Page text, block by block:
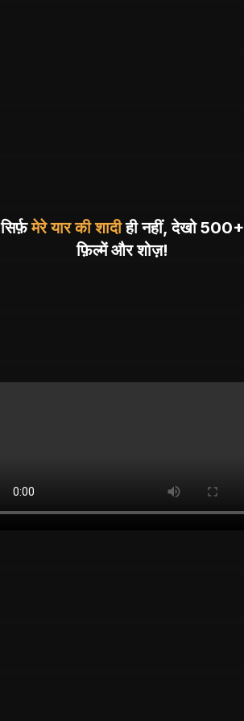
सिर्फ़मेरे यार की शादीही नहीं, देखो 500+
फ़िल्में और शोज़!